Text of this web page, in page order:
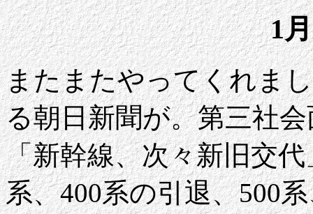
1
またまたやってくれま
る朝日新聞が。第三社
「新幹線、次々新旧交
系、400系の引退、500